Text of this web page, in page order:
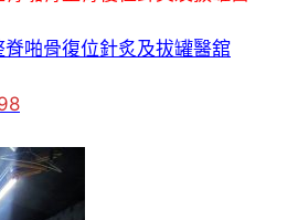
啪骨復位針炙及拔罐醫舘